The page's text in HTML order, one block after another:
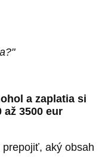
a zaplatia si
3500 eur
aký obsah